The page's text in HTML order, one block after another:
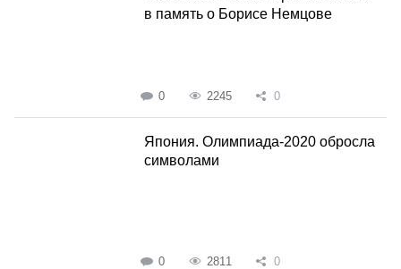
в память о Борисе Немцове
0 2245 0
Япония. Олимпиада-2020 обросла
символами
0 2811 0